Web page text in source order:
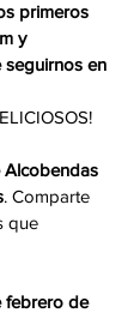
primeros
y
seguirnos en
Alcobendas
. Comparte
que
febrero de